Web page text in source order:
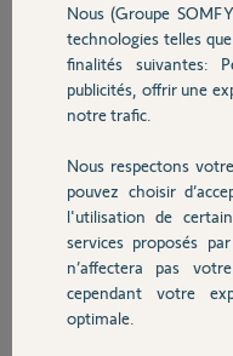
Sécurité
Domotique
Chauffage
Autres produits
Nouvelle @gmail.com
pin tahoma : 0204-3104-
D'avance merci
Merci-,-
didier T.
il y a environ 2 ans
Réponses
Nous (Groupe
technologies telles
finalités suivantes:
publicités, offrir une
notre trafic.
Nous respectons
pouvez choisir
l'utilisation de
services proposés
n’affectera pas
cependant votre
optimale.